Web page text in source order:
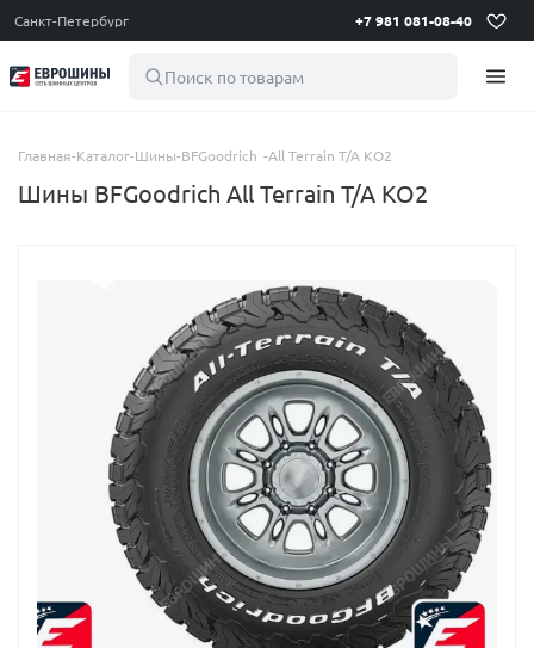
Санкт-Петербург +7 981 081-08-40
Поиск по товарам
Главная-Каталог-Шины-BFGoodrich -All Terrain T/A KO2
Шины BFGoodrich All Terrain T/A KO2